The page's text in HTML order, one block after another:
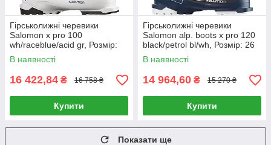
Гірськолижні черевики
Salomon x pro 100
wh/raceblue/acid gr, Розмір:
26/26.5 (MD)
В наявності
16 422,84 ₴ 16 758 ₴
Купити
Гірськолижні черевики
Salomon alp. boots x pro 120
black/petrol bl/wh, Розмір: 26
(MD)
В наявності
14 964,60 ₴ 15 270 ₴
Купити
Показати ще